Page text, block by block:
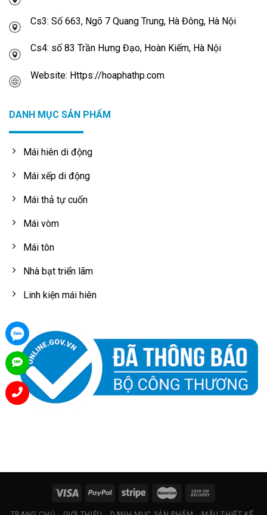
Cs3: Số 663, Ngõ 7 Quang Trung, Hà Đông, Hà Nội
Cs4: số 83 Trần Hưng Đạo, Hoàn Kiếm, Hà Nội
Website: Https://hoaphathp.com
DANH MỤC SẢN PHẨM
Mái hiên di động
Mái xếp di động
Mái thả tự cuốn
Mái vòm
Mái tôn
Nhà bạt triển lãm
Linh kiện mái hiên